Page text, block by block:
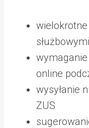
służbowymi
online
wysyłanie
ZUS